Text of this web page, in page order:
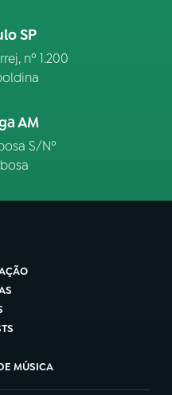
SP
nº 1.200
AM
S/Nº
MÚSICA